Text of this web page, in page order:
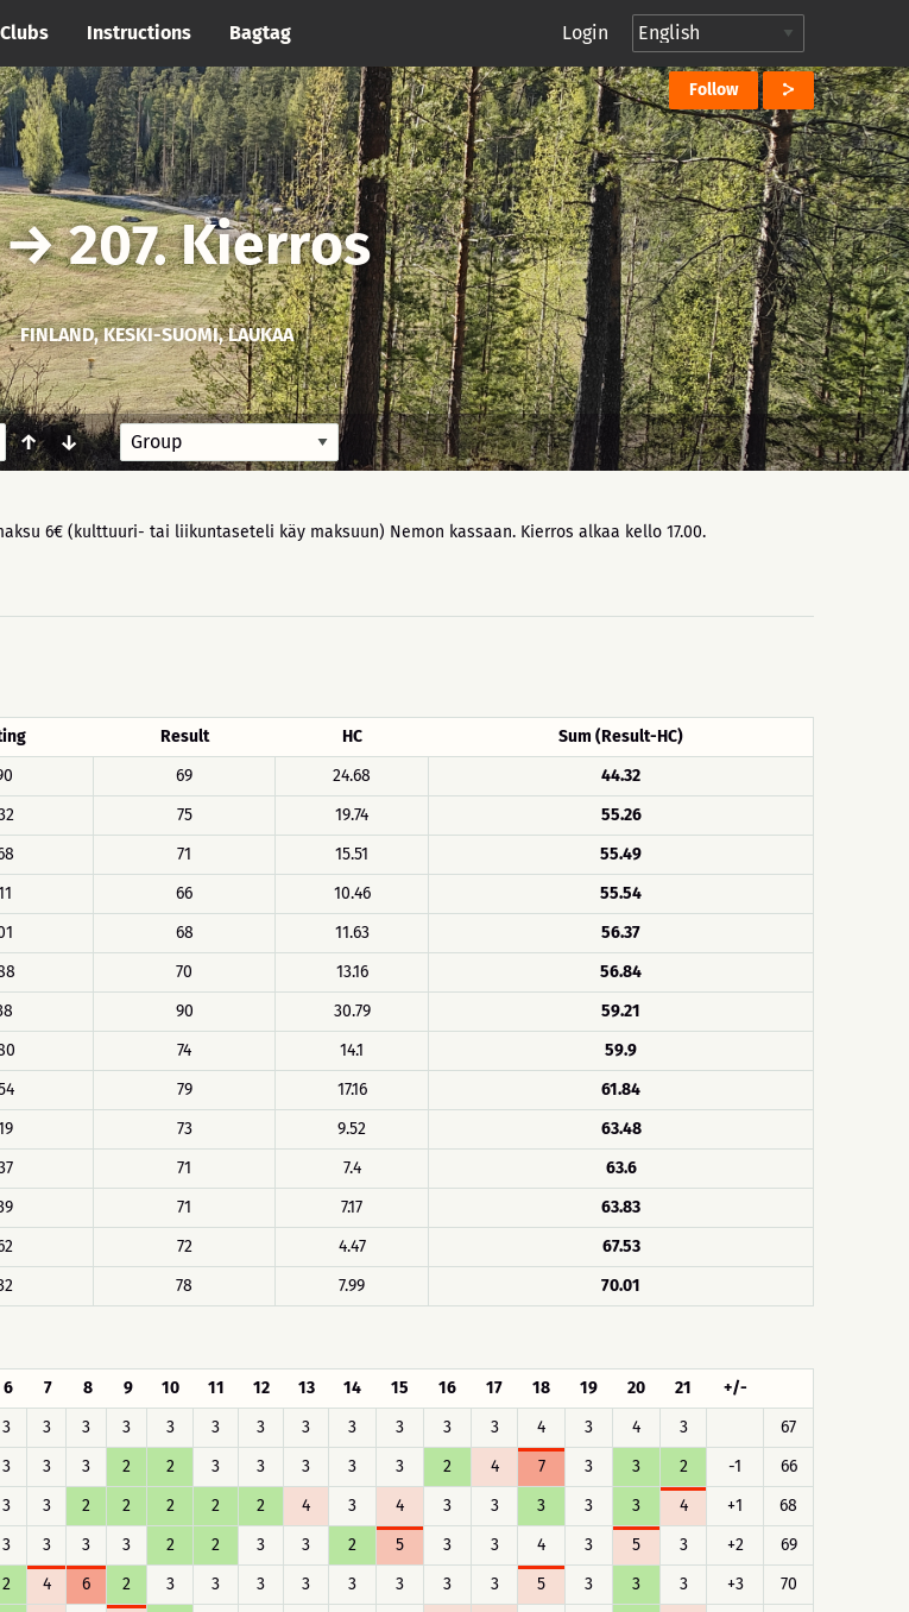
Clubs Instructions Bagtag Login
Follow
207. Kierros
FINLAND, KESKI-SUOMI, LAUKAA
↑ ↓
6€ (kulttuuri- tai liikuntaseteli käy maksuun) Nemon kassaan. Kierros alkaa kello 17.00.
Result HC
Sum (Result-HC)
69 24.68
44.32
75 19.74
55.26
71 15.51
55.49
66 10.46
55.54
68 11.63
56.37
70 13.16
56.84
90 30.79
59.21
74 14.1
59.9
79 17.16
61.84
73 9.52
63.48
71 7.4
63.6
71 7.17
63.83
72 4.47
67.53
78 7.99 70.01
6 7 8 9 10 11 12 13 14 15 16 17 18 19 20 21
+/-
3 3 3 3 3 3 3 3 3 3 3 3 4 3 4 3
67
3 3 3 2 2 3 3 3 3 3 2 4 7 3 3 2 -1
66
3 3 2 2 2 2 2 4 3 4 3 3 3 3 3 4 +1
68
3 3 3 3 2 2 3 3 2 5 3 3 4 3 5 3 +2
69
2 4 6 2 3 3 3 3 3 3 3 3 5 3 3 3 +3
70